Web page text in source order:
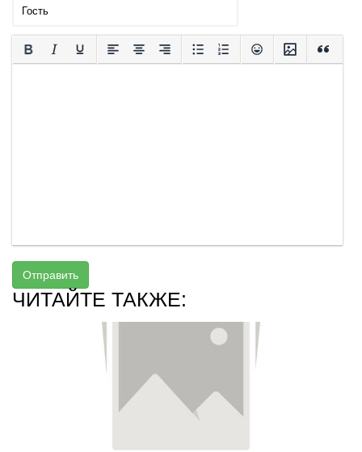
Отправить
ЧИТАЙТЕ ТАКЖЕ: